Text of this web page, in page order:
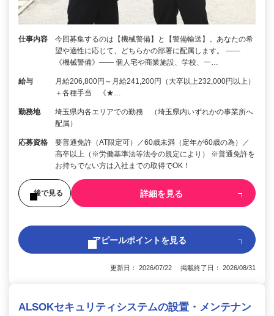
仕事内容
今回募集するのは【機械警備】と【警備輸送】。あなたの希
望や適性に応じて、どちらかの部署に配属します。 ――
《機械警備》―― 個人宅や商業施設、学校、一…
給与
月給206,800円～月給241,200円（大卒以上232,000円以上）
＋各種手当 《★…
勤務地
埼玉県内各エリアでの勤務 （埼玉県内いずれかの事業所へ
配属）
応募資格
要普通免許（AT限定可）／60歳未満（定年が60歳の為）／
高卒以上（※労働基準法等法令の規定により） ※普通免許を
お持ちでない方は入社までの取得でOK！
後で見る 詳細を見る
アピールポイントを見る
更新日： 2026/07/22 掲載終了日： 2026/08/31
ALSOKセキュリティシステムの設置・メンテナン